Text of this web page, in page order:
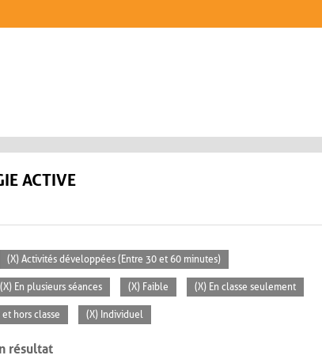
ACTIVE
(X) Activités développées (Entre 30 et 60 minutes)
(X) En plusieurs séances (X) Faible (X) En classe seulement
et hors classe (X) Individuel
résultat